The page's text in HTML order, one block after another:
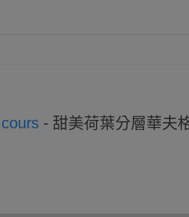
- 甜美荷葉分層華夫